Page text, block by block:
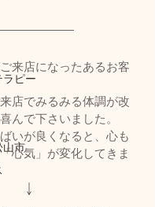
ラピー
山市
来店になったあるお客
店でみるみる体調が改
んで下さいました。
いが良くなると、心も
心気」が変化してきま
↓